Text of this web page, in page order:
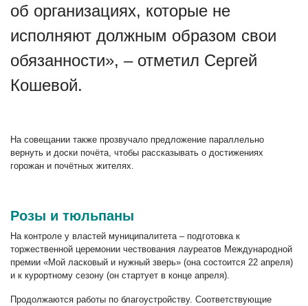
об организациях, которые не
исполняют должным образом свои
обязанности», – отметил Сергей
Кошевой.
На совещании также прозвучало предложение параллельно
вернуть и доски почёта, чтобы рассказывать о достижениях
горожан и почётных жителях.
Розы и тюльпаны
На контроле у властей муниципалитета – подготовка к
торжественной церемонии чествования лауреатов Международной
премии «Мой ласковый и нужный зверь» (она состоится 22 апреля)
и к курортному сезону (он стартует в конце апреля).
Продолжаются работы по благоустройству. Соответствующие